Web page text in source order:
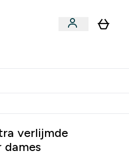
verlijmde
dames